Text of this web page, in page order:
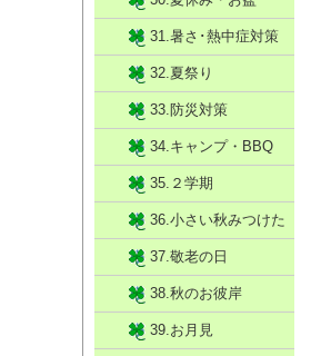
31.暑さ･熱中症対策
32.夏祭り
33.防災対策
34.キャンプ・BBQ
35.２学期
36.小さい秋みつけた
37.敬老の日
38.秋のお彼岸
39.お月見